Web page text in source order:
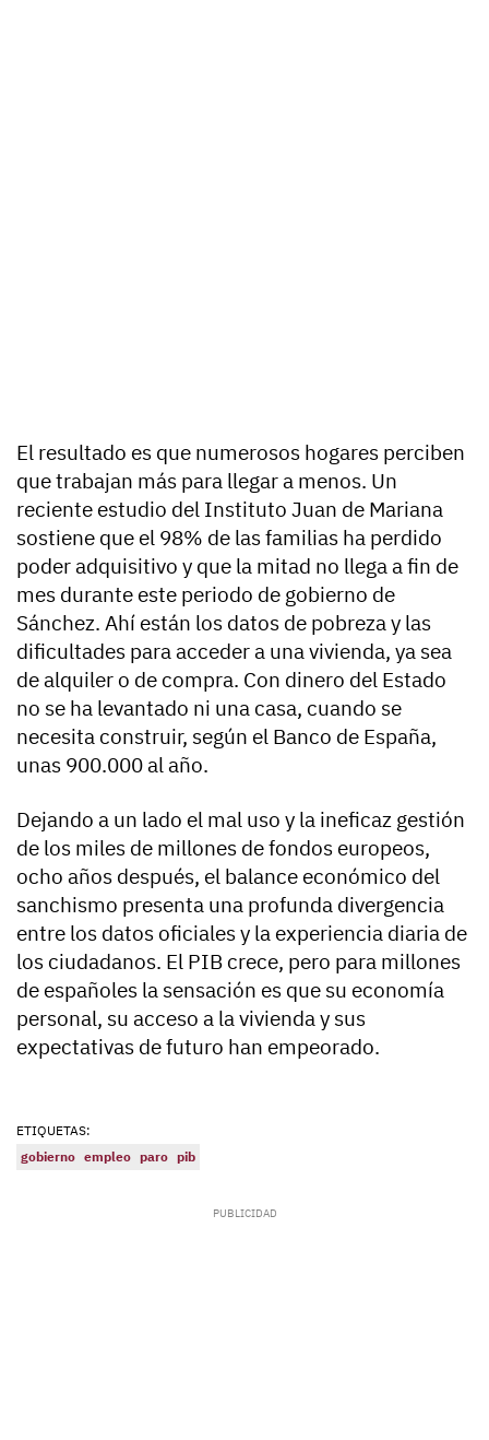
El resultado es que numerosos hogares perciben
que trabajan más para llegar a menos. Un
reciente estudio del Instituto Juan de Mariana
sostiene que el 98% de las familias ha perdido
poder adquisitivo y que la mitad no llega a fin de
mes durante este periodo de gobierno de
Sánchez. Ahí están los datos de pobreza y las
dificultades para acceder a una vivienda, ya sea
de alquiler o de compra. Con dinero del Estado
no se ha levantado ni una casa, cuando se
necesita construir, según el Banco de España,
unas 900.000 al año.
Dejando a un lado el mal uso y la ineficaz gestión
de los miles de millones de fondos europeos,
ocho años después, el balance económico del
sanchismo presenta una profunda divergencia
entre los datos oficiales y la experiencia diaria de
los ciudadanos. El PIB crece, pero para millones
de españoles la sensación es que su economía
personal, su acceso a la vivienda y sus
expectativas de futuro han empeorado.
ETIQUETAS:
gobierno empleo paro pib